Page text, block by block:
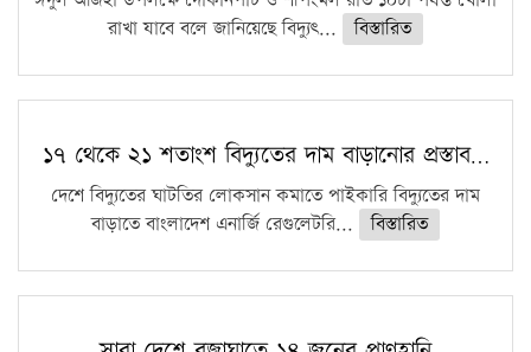
রাখা যাবে বলে জানিয়েছে বিদ্যুৎ...
বিস্তারিত
১৭ থেকে ২১ শতাংশ বিদ্যুতের দাম বাড়ানোর প্রস্তাব…
দেশে বিদ্যুতের ঘাটতির লোকসান কমাতে পাইকারি বিদ্যুতের দাম
বাড়াতে বাংলাদেশ এনার্জি রেগুলেটরি...
বিস্তারিত